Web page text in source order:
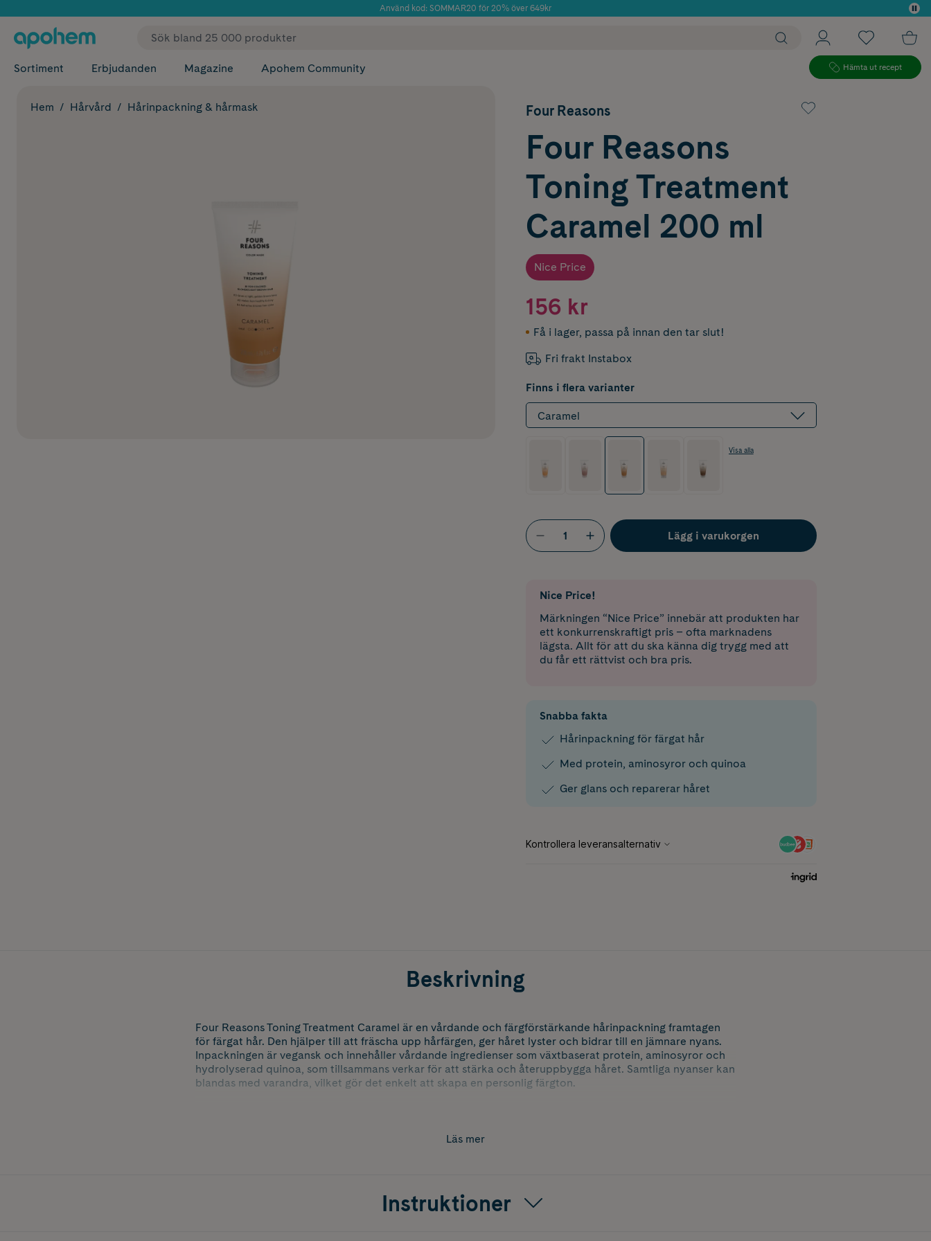
Använd kod: SOMMAR20 för 20% över 649kr
Sortiment Erbjudanden Magazine Apohem Community Hämta ut recept
Hem Hårvård Hårinpackning & hårmask Four Reasons
Four Reasons
Toning Treatment
Caramel 200 ml
Nice Price
156 kr
Få i lager, passa på innan den tar slut!
Fri frakt Instabox
Finns i flera varianter
Caramel
Visa alla
Lägg i varukorgen
Nice Price!
Märkningen “Nice Price” innebär att produkten har
ett konkurrenskraftigt pris – ofta marknadens
lägsta. Allt för att du ska känna dig trygg med att
du får ett rättvist och bra pris.
Snabba fakta
Hårinpackning för färgat hår
Med protein, aminosyror och quinoa
Ger glans och reparerar håret
Beskrivning
Four Reasons Toning Treatment Caramel är en vårdande och färgförstärkande hårinpackning framtagen
för färgat hår. Den hjälper till att fräscha upp hårfärgen, ger håret lyster och bidrar till en jämnare nyans.
Inpackningen är vegansk och innehåller vårdande ingredienser som växtbaserat protein, aminosyror och
hydrolyserad quinoa, som tillsammans verkar för att stärka och återuppbygga håret. Samtliga nyanser kan
blandas med varandra, vilket gör det enkelt att skapa en personlig färgton.
Läs mer
Instruktioner